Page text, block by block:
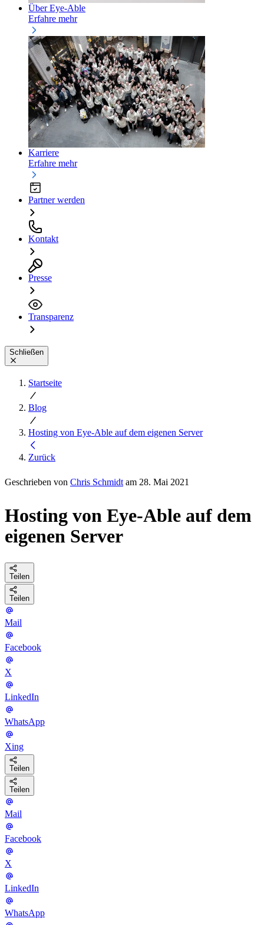
Über Eye-Able
Erfahre mehr
Karriere
Erfahre mehr
Partner werden
Kontakt
Presse
Transparenz
Schließen
Startseite
Blog
Hosting von Eye-Able auf dem eigenen Server
Zurück
Geschrieben von Chris Schmidt am 28. Mai 2021
Hosting von Eye-Able auf dem
eigenen Server
Teilen
Teilen
Mail
Facebook
X
LinkedIn
WhatsApp
Xing
Teilen
Teilen
Mail
Facebook
X
LinkedIn
WhatsApp